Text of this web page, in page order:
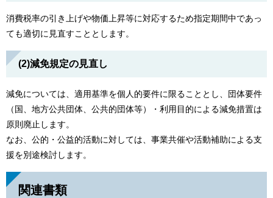
消費税率の引き上げや物価上昇等に対応するため指定期間中であっ
ても適切に見直すこととします。
(2)減免規定の見直し
減免については、適用基準を個人的要件に限ることとし、団体要件
（国、地方公共団体、公共的団体等）・利用目的による減免措置は
原則廃止します。
なお、公的・公益的活動に対しては、事業共催や活動補助による支
援を別途検討します。
関連書類